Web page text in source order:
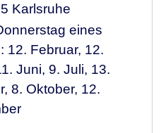
Karlsruhe
eines
12. Februar, 12.
Juni, 9. Juli, 13.
8. Oktober, 12.